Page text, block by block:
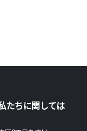
たちに関しては